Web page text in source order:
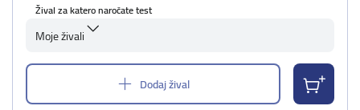
Žival za katero naročate test
Moje živali
Dodaj žival